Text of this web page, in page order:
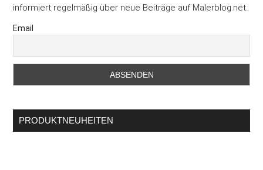
informiert regelmäßig über neue Beiträge auf Malerblog.net.
Email
PRODUKTNEUHEITEN